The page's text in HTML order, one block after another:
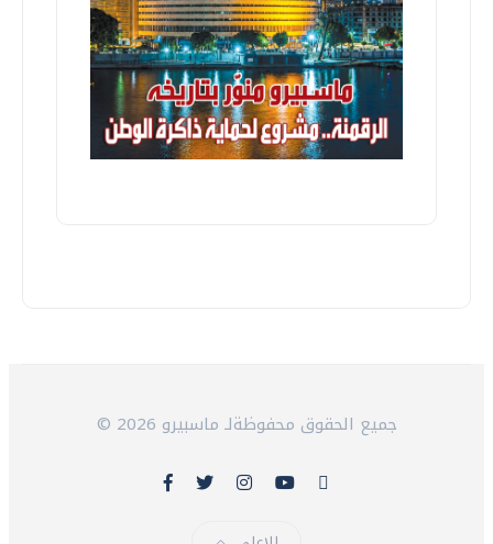
© 2026 جميع الحقوق محفوظةلـ ماسبيرو